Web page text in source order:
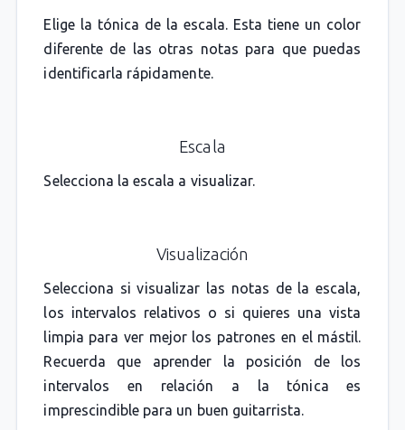
Elige la tónica de la escala. Esta tiene un color
diferente de las otras notas para que puedas
identificarla rápidamente.
Escala
Selecciona la escala a visualizar.
Visualización
Selecciona si visualizar las notas de la escala,
los intervalos relativos o si quieres una vista
limpia para ver mejor los patrones en el mástil.
Recuerda que aprender la posición de los
intervalos en relación a la tónica es
imprescindible para un buen guitarrista.